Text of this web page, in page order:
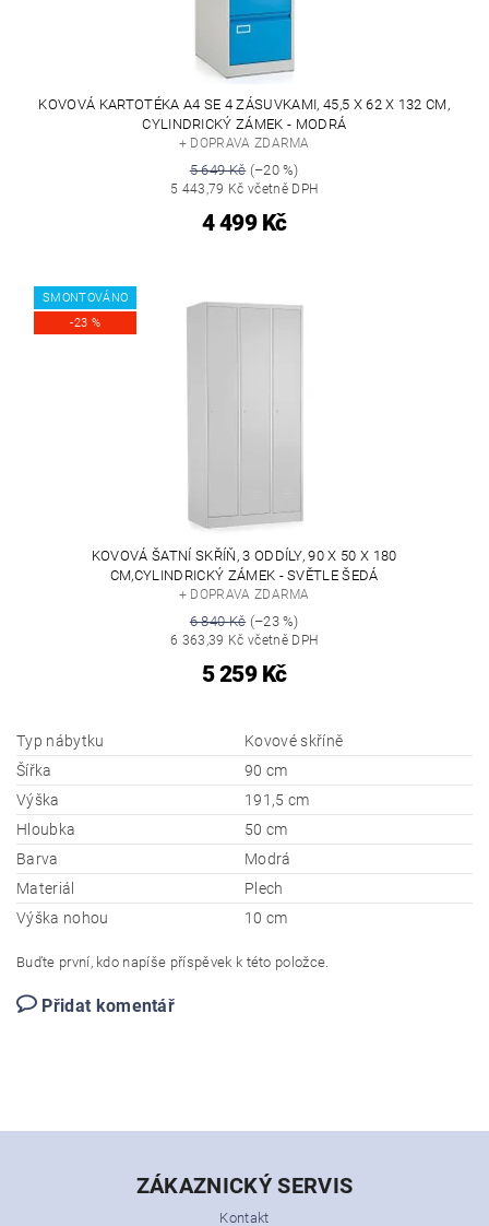
KOVOVÁ KARTOTÉKA A4 SE 4 ZÁSUVKAMI, 45,5 X 62 X 132 CM,
CYLINDRICKÝ ZÁMEK - MODRÁ
+ DOPRAVA ZDARMA
5 649 Kč(–20 %)
5 443,79 Kč včetně DPH
4 499 Kč
SMONTOVÁNO
-23 %
KOVOVÁ ŠATNÍ SKŘÍŇ, 3 ODDÍLY, 90 X 50 X 180
CM,CYLINDRICKÝ ZÁMEK - SVĚTLE ŠEDÁ
+ DOPRAVA ZDARMA
6 840 Kč(–23 %)
6 363,39 Kč včetně DPH
5 259 Kč
Typ nábytku
Kovové skříně
Šířka
90 cm
Výška
191,5 cm
Hloubka
50 cm
Barva
Modrá
Materiál
Plech
Výška nohou
10 cm
Buďte první, kdo napíše příspěvek k této položce.
Přidat komentář
ZÁKAZNICKÝ SERVIS
Kontakt